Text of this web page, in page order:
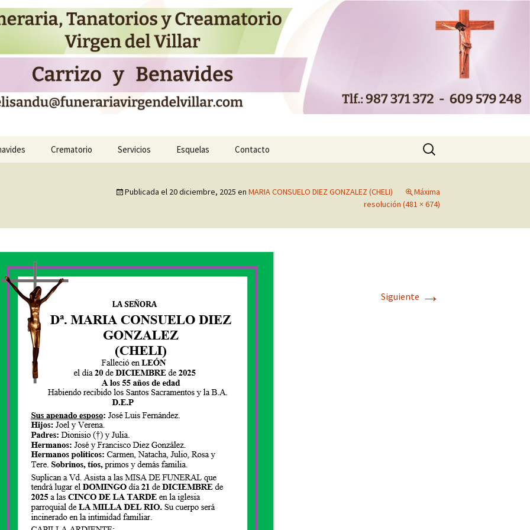
y crematorio Virgen
Crematorio Servicios
Incineraciones
Esquelas Contacto
Buscar:
Publicada el 20 diciembre, 2025 en MARIA CONSUELO DIEZ GONZALEZ (CHELI)
Máxima
resolución (481 × 674)
Siguiente →